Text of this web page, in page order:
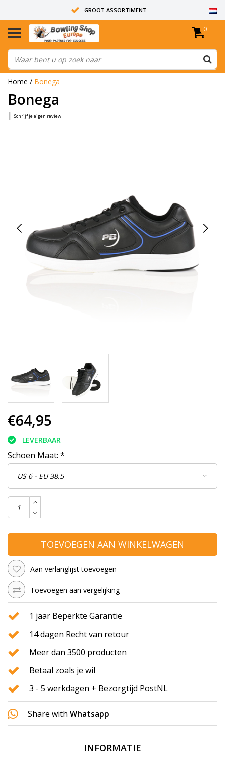
GROOT ASSORTIMENT
14 DAGEN RETOUR RECHT
ALLE BOWLINGBALLEN ZIJN ONGEBOORD
0
Home / Bonega
Bonega
| Schrijf je eigen review
€64,95
LEVERBAAR
Schoen Maat: *
TOEVOEGEN AAN WINKELWAGEN
Aan verlanglijst toevoegen
Toevoegen aan vergelijking
1 jaar Beperkte Garantie
14 dagen Recht van retour
Meer dan 3500 producten
Betaal zoals je wil
3 - 5 werkdagen + Bezorgtijd PostNL
Share with Whatsapp
INFORMATIE